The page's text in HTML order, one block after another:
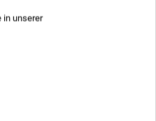
in unserer